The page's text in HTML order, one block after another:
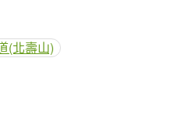
(北壽山)